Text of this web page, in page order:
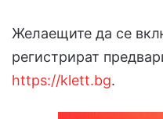
Желаещите да се
регистрират
https://klett.bg.